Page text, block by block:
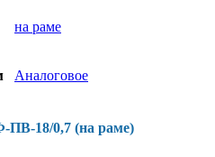
на раме
Аналоговое
ПВ-18/0,7 (на раме)